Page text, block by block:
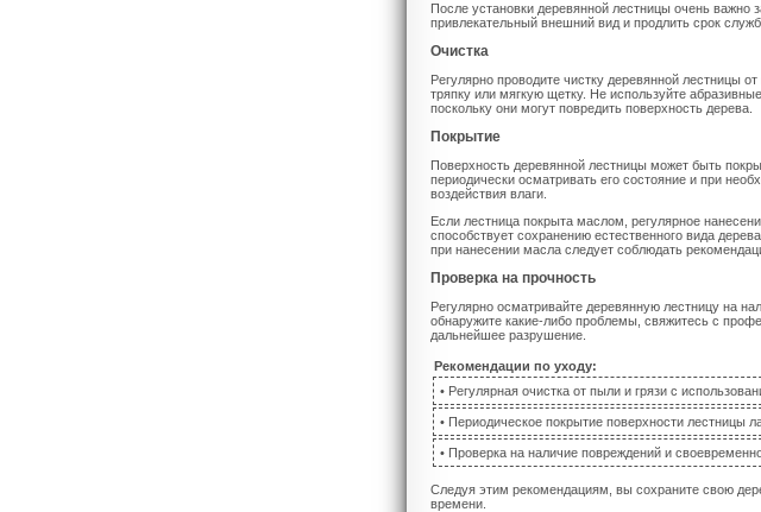
После установки деревянной лестницы очень важно
привлекательный внешний вид и продлить срок
Очистка
Регулярно проводите чистку деревянной лестницы
тряпку или мягкую щетку. Не используйте
поскольку они могут повредить поверхность дерева.
Покрытие
Поверхность деревянной лестницы может быть
периодически осматривать его состояние и при
воздействия влаги.
Если лестница покрыта маслом, регулярное
способствует сохранению естественного вида
при нанесении масла следует соблюдать
Проверка на прочность
Регулярно осматривайте деревянную лестницу на
обнаружите какие-либо проблемы, свяжитесь с
дальнейшее разрушение.
Рекомендации по уходу:
• Регулярная очистка от пыли и грязи с
• Периодическое покрытие поверхности лестницы
• Проверка на наличие повреждений и
Следуя этим рекомендациям, вы сохраните свою
времени.